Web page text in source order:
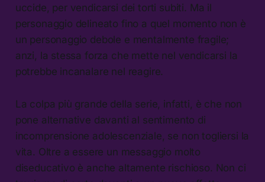
uccide, per vendicarsi dei torti subiti. Ma il
personaggio delineato fino a quel momento non è
un personaggio debole e mentalmente fragile;
anzi, la stessa forza che mette nel vendicarsi la
potrebbe incanalare nel reagire.
La colpa più grande della serie, infatti, è che non
pone alternative davanti al sentimento di
incomprensione adolescenziale, se non togliersi la
vita. Oltre a essere un messaggio molto
diseducativo è anche altamente rischioso. Non ci